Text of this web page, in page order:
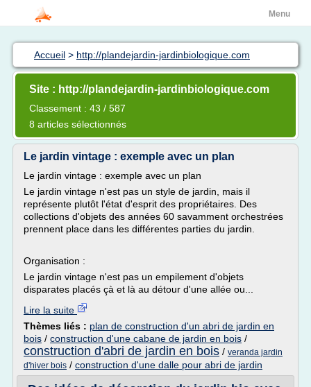
Menu
Accueil > http://plandejardin-jardinbiologique.com
Site : http://plandejardin-jardinbiologique.com
Classement : 43 / 587
8 articles sélectionnés
Le jardin vintage : exemple avec un plan
Le jardin vintage : exemple avec un plan
Le jardin vintage n'est pas un style de jardin, mais il
représente plutôt l'état d'esprit des propriétaires. Des
collections d'objets des années 60 savamment orchestrées
prennent place dans les différentes parties du jardin.
Organisation :
Le jardin vintage n'est pas un empilement d'objets
disparates placés çà et là au détour d'une allée ou...
Lire la suite
Thèmes liés : plan de construction d'un abri de jardin en
bois / construction d'une cabane de jardin en bois /
construction d'abri de jardin en bois / veranda jardin
d'hiver bois / construction d'une dalle pour abri de jardin